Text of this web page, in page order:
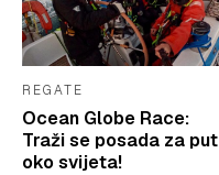
REGATE
Ocean Globe Race:
Traži se posada za put
oko svijeta!